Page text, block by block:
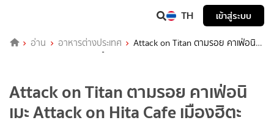
TH เข้าสู่ระบบ
อ่าน อาหารต่างประเทศ
Attack on Titan ตามรอย คาเฟ่อนิ
เมะ Attack on Hita Cafe เมืองฮิตะ
Attack on Titan ตามรอย คาเฟ่อนิ
เมะ Attack on Hita Cafe เมืองฮิตะ